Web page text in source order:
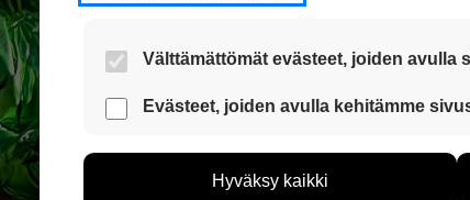
Välttämättömät evästeet, joiden avulla
Nämä evästeet ovat aina käytössä, jotta
Evästeet, joiden avulla kehitämme
voimme kehittää sivustoamme vastaamaan
esimerkiksi kävijämääristä ja siitä, mitä sivuja
Hyväksy kaikki